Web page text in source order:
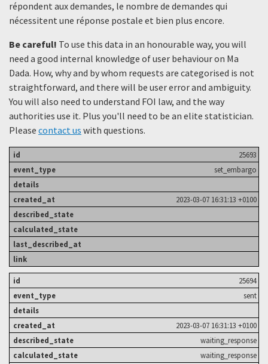
répondent aux demandes, le nombre de demandes qui
nécessitent une réponse postale et bien plus encore.
Be careful! To use this data in an honourable way, you will
need a good internal knowledge of user behaviour on Ma
Dada. How, why and by whom requests are categorised is not
straightforward, and there will be user error and ambiguity.
You will also need to understand FOI law, and the way
authorities use it. Plus you'll need to be an elite statistician.
Please contact us with questions.
25693
set_embargo
2023-03-07 16:31:13 +0100
25694
sent
2023-03-07 16:31:13 +0100
waiting_response
waiting_response